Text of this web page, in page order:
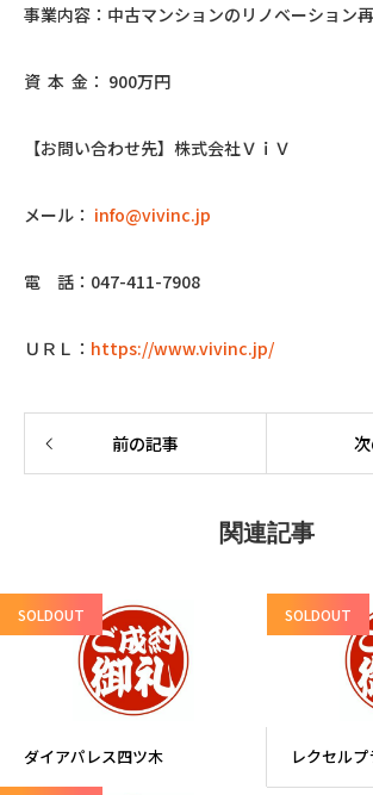
事業内容：中古マンションのリノベーション
資 本 金： 900万円
【お問い合わせ先】株式会社ＶｉＶ
メール： info@vivinc.jp
電 話：047-411-7908
ＵＲＬ： https://www.vivinc.jp/
前の記事
関連記事
SOLDOUT
ダイアパレス四ツ木
SOLDOUT
レクセル